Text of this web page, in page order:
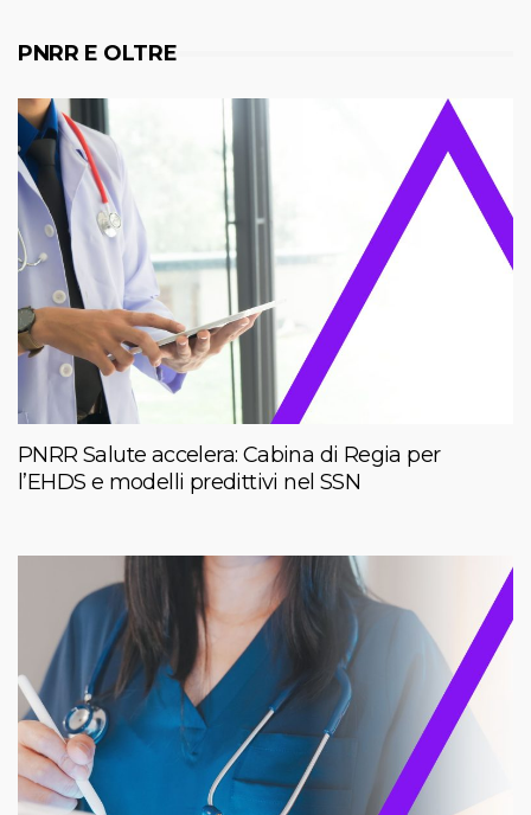
PNRR E OLTRE
PNRR Salute accelera: Cabina di Regia per
l’EHDS e modelli predittivi nel SSN